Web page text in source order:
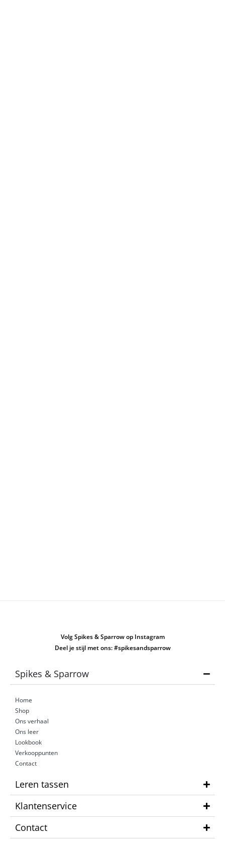
Volg Spikes & Sparrow op Instagram
Deel je stijl met ons: #spikesandsparrow
Spikes & Sparrow
Home
Shop
Ons verhaal
Ons leer
Lookbook
Verkooppunten
Contact
Leren tassen
Klantenservice
Contact